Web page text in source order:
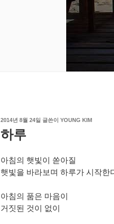
작
일
2014년 8월 24일 글쓴이 YOUNG KIM
하루
아침의 햇빛이 쏟아질
햇빛을 바라보며 하루가 시작한
아침의 품은 마음이
거짓된 것이 없이